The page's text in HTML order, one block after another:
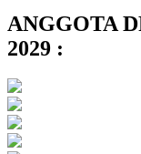
ANGGOTA
2029 :